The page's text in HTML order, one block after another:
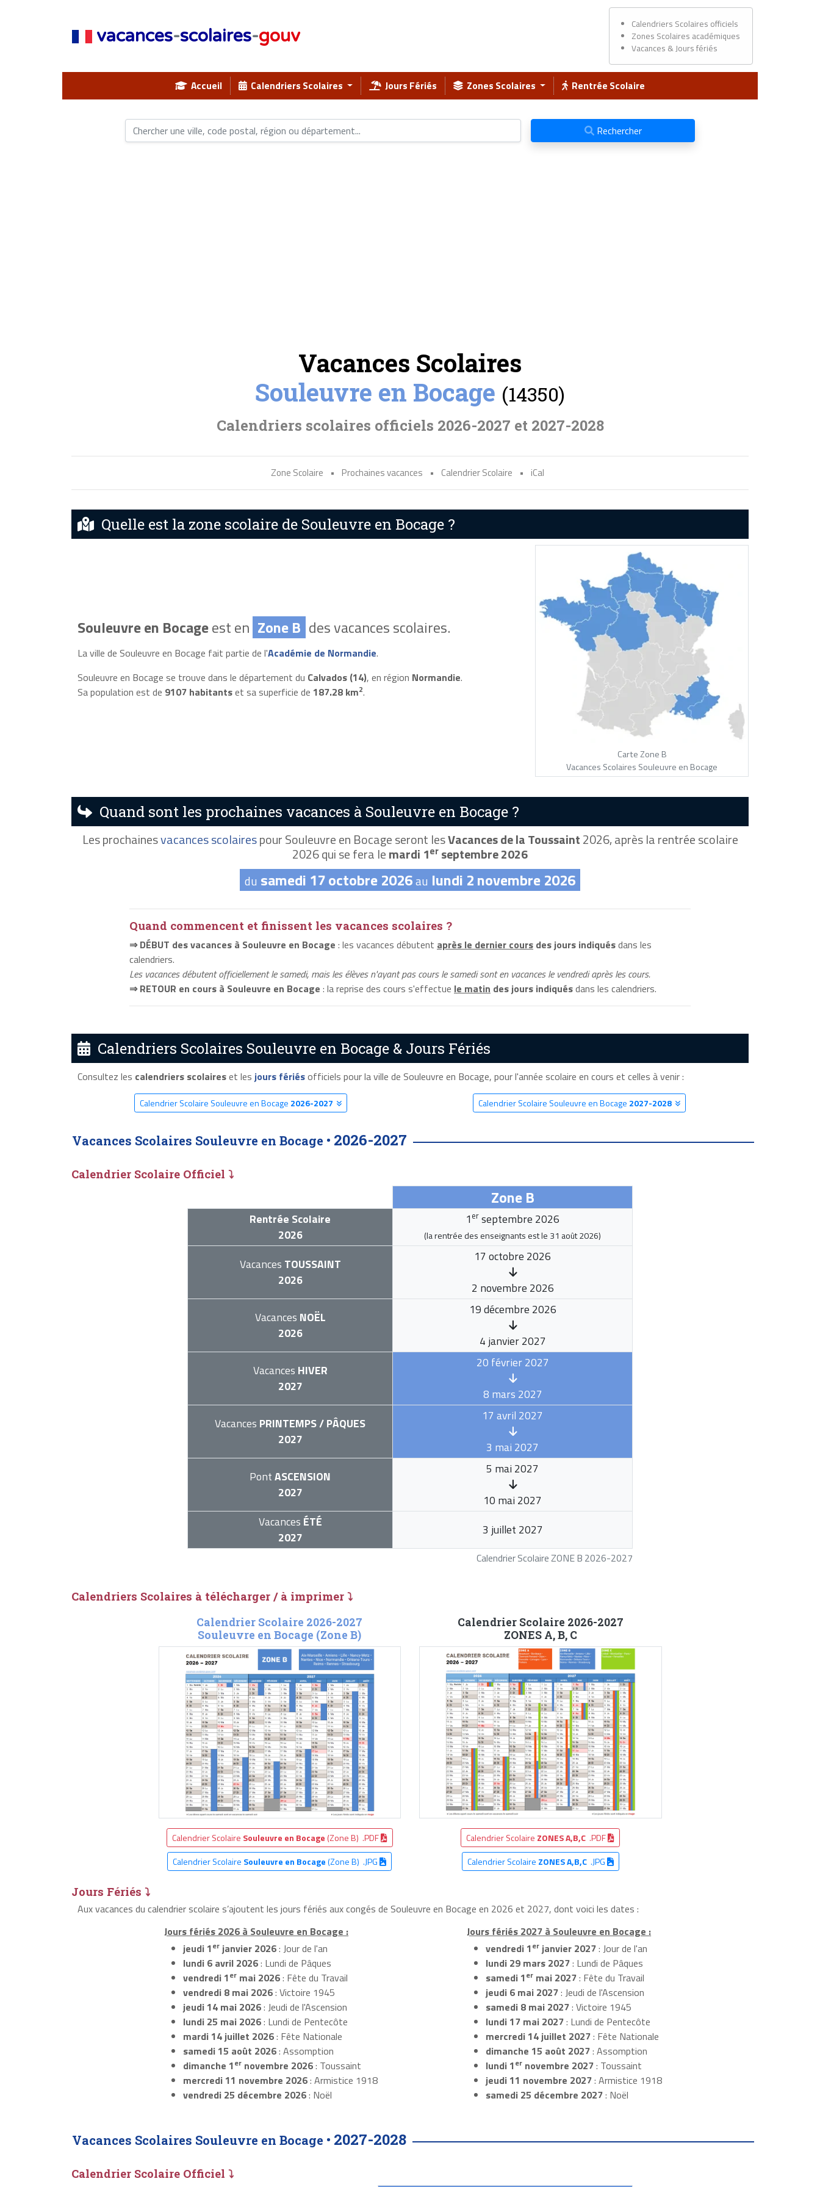
vacances-scolaires-gouv
Calendriers Scolaires officiels
Zones Scolaires académiques
Vacances & Jours fériés
Accueil Calendriers Scolaires Jours Fériés Zones Scolaires Rentrée Scolaire
Rechercher
Vacances Scolaires
Souleuvre en Bocage (14350)
Calendriers scolaires officiels 2026-2027 et 2027-2028
Zone Scolaire • Prochaines vacances • Calendrier Scolaire • iCal
Quelle est la zone scolaire de Souleuvre en Bocage ?
Souleuvre en Bocageest en Zone B des vacances scolaires.
La ville de Souleuvre en Bocage fait partie de l'Académie de Normandie.
Souleuvre en Bocage se trouve dans le département du Calvados (14), en région Normandie.
Sa population est de 9107 habitantset sa superficie de 187.28 km2.
Carte Zone B
Vacances Scolaires Souleuvre en Bocage
Quand sont les prochaines vacances à Souleuvre en Bocage ?
Les prochainesvacances scolairespour Souleuvre en Bocage seront lesVacances de la Toussaint2026, après la rentrée scolaire
2026 qui se fera lemardi 1er septembre 2026
du samedi 17 octobre 2026au lundi 2 novembre 2026
Quand commencent et finissent les vacances scolaires ?
⇒ DÉBUT des vacances à Souleuvre en Bocage : les vacances débutent après le dernier cours des jours indiquésdans les
calendriers.
Les vacances débutent officiellement le samedi, mais les élèves n'ayant pas cours le samedi sont en vacances le vendredi après les cours.
⇒ RETOUR en cours à Souleuvre en Bocage : la reprise des cours s'effectue le matin des jours indiquésdans les calendriers.
Calendriers Scolaires Souleuvre en Bocage & Jours Fériés
Consultez les calendriers scolaireset les jours fériésofficiels pour la ville de Souleuvre en Bocage, pour l'année scolaire en cours et celles à venir :
Calendrier Scolaire Souleuvre en Bocage 2026-2027 Calendrier Scolaire Souleuvre en Bocage 2027-2028
Vacances Scolaires Souleuvre en Bocage • 2026-2027
Calendrier Scolaire Officiel ⤵
Calendrier Scolaire ZONE B 2026-2027
Zone B
Rentrée Scolaire
2026
1 er septembre 2026
(la rentrée des enseignants est le 31 août 2026)
Vacances TOUSSAINT
2026
17 octobre 2026
2 novembre 2026
Vacances NOËL
2026
19 décembre 2026
4 janvier 2027
Vacances HIVER
2027
20 février 2027
8 mars 2027
Vacances PRINTEMPS / PÂQUES
2027
17 avril 2027
3 mai 2027
PontASCENSION
2027
5 mai 2027
10 mai 2027
Vacances ÉTÉ
2027
3 juillet 2027
Calendriers Scolaires à télécharger / à imprimer ⤵
Calendrier Scolaire 2026-2027
Souleuvre en Bocage (Zone B)
Calendrier Scolaire Souleuvre en Bocage (Zone B) .PDF
Calendrier Scolaire Souleuvre en Bocage(Zone B) .JPG
Calendrier Scolaire 2026-2027
ZONES A, B, C
Calendrier Scolaire ZONES A,B,C .PDF
Calendrier Scolaire ZONES A,B,C.JPG
Jours Fériés ⤵
Aux vacances du calendrier scolaire s’ajoutent les jours fériés aux congés de Souleuvre en Bocage en 2026 et 2027, dont voici les dates :
Jours fériés 2026 à Souleuvre en Bocage :
jeudi 1erjanvier 2026: Jour de l'an
lundi 6 avril 2026: Lundi de Pâques
vendredi 1ermai 2026: Fête du Travail
vendredi 8 mai 2026: Victoire 1945
jeudi 14 mai 2026: Jeudi de l'Ascension
lundi 25 mai 2026: Lundi de Pentecôte
mardi 14 juillet 2026: Fête Nationale
samedi 15 août 2026: Assomption
dimanche 1ernovembre 2026: Toussaint
mercredi 11 novembre 2026: Armistice 1918
vendredi 25 décembre 2026: Noël
Jours fériés 2027 à Souleuvre en Bocage :
vendredi 1erjanvier 2027: Jour de l'an
lundi 29 mars 2027: Lundi de Pâques
samedi 1ermai 2027: Fête du Travail
jeudi 6 mai 2027: Jeudi de l'Ascension
samedi 8 mai 2027: Victoire 1945
lundi 17 mai 2027: Lundi de Pentecôte
mercredi 14 juillet 2027: Fête Nationale
dimanche 15 août 2027: Assomption
lundi 1ernovembre 2027: Toussaint
jeudi 11 novembre 2027: Armistice 1918
samedi 25 décembre 2027: Noël
Vacances Scolaires Souleuvre en Bocage • 2027-2028
Calendrier Scolaire Officiel ⤵